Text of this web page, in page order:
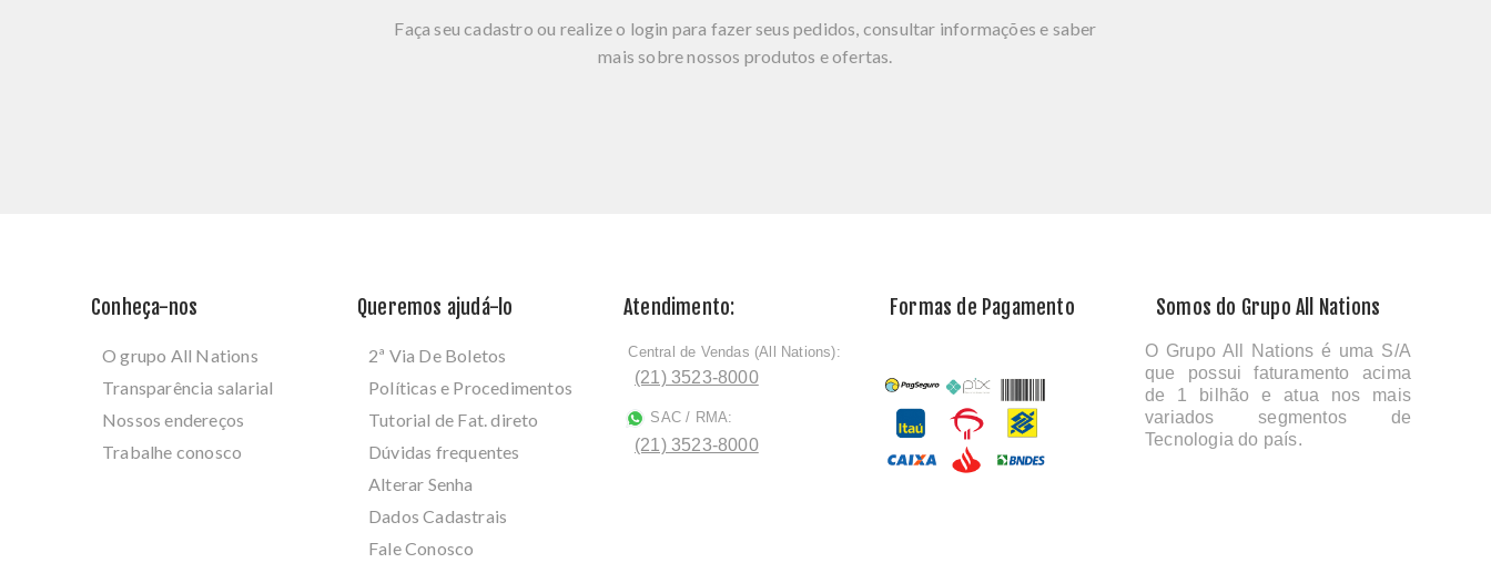
Faça seu cadastro ou realize o login para fazer seus pedidos, consultar informações e saber
mais sobre nossos produtos e ofertas.
Conheça-nos
O grupo All Nations
Transparência salarial
Nossos endereços
Trabalhe conosco
Queremos ajudá-lo
2ª Via De Boletos
Políticas e Procedimentos
Tutorial de Fat. direto
Dúvidas frequentes
Alterar Senha
Dados Cadastrais
Fale Conosco
Atendimento:
ﾠCentral de Vendas (All Nations):
(21) 3523-8000
SAC / RMA:
(21) 3523-8000
Formas de Pagamento Somos do Grupo All Nations
O Grupo All Nations é uma S/A
que possui faturamento acima
de 1 bilhão e atua nos mais
variados segmentos de
Tecnologia do país.